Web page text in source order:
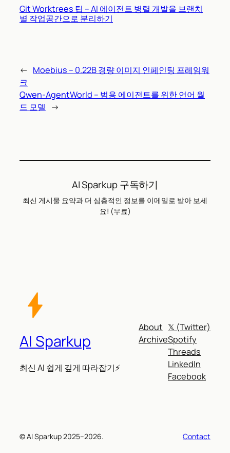
Git Worktrees 팁 – AI 에이전트 병렬 개발을 브랜치
별 작업공간으로 분리하기
← Moebius – 0.22B 경량 이미지 인페인팅 프레임워
크
Qwen-AgentWorld – 범용 에이전트를 위한 언어 월
드 모델
→
AI Sparkup 구독하기
최신 게시물 요약과 더 심층적인 정보를 이메일로 받아 보세
요! (무료)
AI Sparkup
최신 AI 쉽게 깊게 따라잡기⚡
About
Archive
𝕏 (Twitter)
Spotify
Threads
LinkedIn
Facebook
© AI Sparkup 2025–2026. Contact